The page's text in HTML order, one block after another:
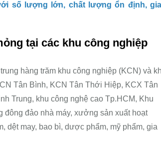
số lượng lớn, chất lượng ổn định,
tại các khu công nghiệp
hàng trăm khu công nghiệp (KCN) và
Tân Bình, KCN Tân Thới Hiệp, KCX Tân
Trung, khu công nghệ cao Tp.HCM, Khu
đông đảo nhà máy, xưởng sản xuất hoạt
dệt may, bao bì, dược phẩm, mỹ phẩm, gia